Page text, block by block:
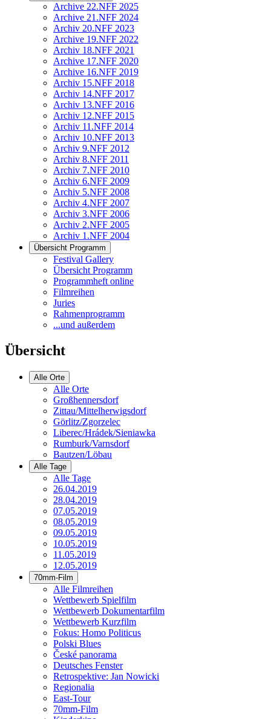
Archive 22.NFF 2025
Archive 21.NFF 2024
Archiv 20.NFF 2023
Archive 19.NFF 2022
Archiv 18.NFF 2021
Archive 17.NFF 2020
Archive 16.NFF 2019
Archiv 15.NFF 2018
Archiv 14.NFF 2017
Archiv 13.NFF 2016
Archiv 12.NFF 2015
Archiv 11.NFF 2014
Archiv 10.NFF 2013
Archiv 9.NFF 2012
Archiv 8.NFF 2011
Archiv 7.NFF 2010
Archiv 6.NFF 2009
Archiv 5.NFF 2008
Archiv 4.NFF 2007
Archiv 3.NFF 2006
Archiv 2.NFF 2005
Archiv 1.NFF 2004
Übersicht Programm
Festival Gallery
Übersicht Programm
Programmheft online
Filmreihen
Juries
Rahmenprogramm
...und außerdem
Übersicht
Alle Orte
Alle Orte
Großhennersdorf
Zittau/Mittelherwigsdorf
Görlitz/Zgorzelec
Liberec/Hrádek/Sieniawka
Rumburk/Varnsdorf
Bautzen/Löbau
Alle Tage
Alle Tage
26.04.2019
28.04.2019
07.05.2019
08.05.2019
09.05.2019
10.05.2019
11.05.2019
12.05.2019
70mm-Film
Alle Filmreihen
Wettbewerb Spielfilm
Wettbewerb Dokumentarfilm
Wettbewerb Kurzfilm
Fokus: Homo Politicus
Polski Blues
České panorama
Deutsches Fenster
Retrospektive: Jan Nowicki
Regionalia
East-Tour
70mm-Film